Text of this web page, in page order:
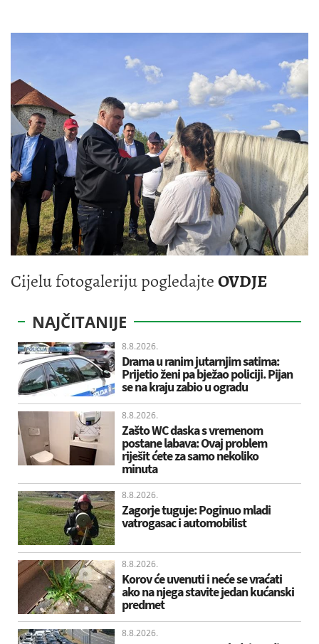
Cijelu fotogaleriju pogledajteOVDJE
NAJČITANIJE
8.8.2026.
Drama u ranim jutarnjim satima:
Prijetio ženi pa bježao policiji. Pijan
se na kraju zabio u ogradu
8.8.2026.
Zašto WC daska s vremenom
postane labava: Ovaj problem
riješit ćete za samo nekoliko
minuta
8.8.2026.
Zagorje tuguje: Poginuo mladi
vatrogasac i automobilist
8.8.2026.
Korov će uvenuti i neće se vraćati
ako na njega stavite jedan kućanski
predmet
8.8.2026.